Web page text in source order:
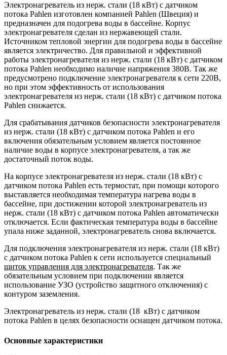
Электронагреватель из нерж. стали (18 кВт) с датчиком
потока Pahlen изготовлен компанией Pahlen (Швеция) и
предназначен для подогрева воды в бассейне. Корпус
электронагревателя сделан из нержавеющей стали.
Источником тепловой энергии для подогрева воды в бассейне
является электричество. Для правильной и эффективной
работы электронагревателя из нерж. стали (18 кВт) с датчиком
потока Pahlen необходимо наличие напряжения 380В. Так же
предусмотрено подключение электронагревателя к сети 220В,
но при этом эффективность от использования
электронагревателя из нерж. стали (18 кВт) с датчиком потока
Pahlen снижается.
Для срабатывания датчиков безопасности электронагревателя
из нерж. стали (18 кВт) с датчиком потока Pahlen и его
включения обязательным условием является постоянное
наличие воды в корпусе электронагревателя, а так же
достаточный поток воды.
На корпусе электронагревателя из нерж. стали (18 кВт) с
датчиком потока Pahlen есть термостат, при помощи которого
выставляется необходимая температура нагрева воды в
бассейне, при достижении которой электронагреватель из
нерж. стали (18 кВт) с датчиком потока Pahlen автоматически
отключается. Если фактическая температура воды в бассейне
упала ниже заданной, электронагреватель снова включается.
Для подключения электронагревателя из нерж. стали (18 кВт)
с датчиком потока Pahlen к сети используется специальный
щиток управления для электронагревателя. Так же
обязательным условием при подключении является
использование УЗО (устройство защитного отключения) с
контуром заземления.
Электронагреватель из нерж. стали (18 кВт) с датчиком
потока Pahlen в целях безопасности оснащен датчиком потока.
Основные характеристики